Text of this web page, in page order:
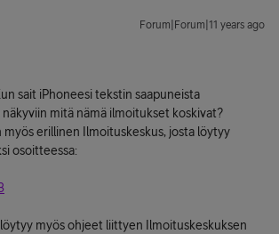
Forum|Forum|11 years ago
sait iPhoneesi tekstin saapuneista
mitä nämä ilmoitukset koskivat?
myös erillinen Ilmoituskeskus, josta löytyy
osoitteessa:
myös ohjeet liittyen Ilmoituskeskuksen